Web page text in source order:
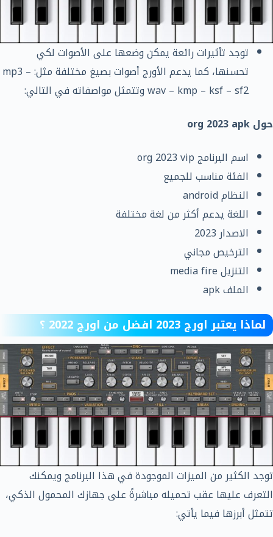
توجد تأثيرات رائعة يمكن وضعها على الأصوات لكي
تحسنها، كما يدعم الأورج أصوات بصيغ مختلفة مثل: mp3 –
wav – kmp – ksf – sf2 وتتمثل مواصفاته في التالي:
حول org 2023 apk
اسم البرنامج org 2023 vip
الفئة مناسب للجميع
النظام android
اللغة يدعم أكثر من لغة مختلفة
الاصدار 2023
الترخيص مجاني
التنزيل media fire
الملف apk
لماذا يعتبر اورج 2023 افضل من اورج 2022 ؟
توجد الكثير من الميزات الموجودة في هذا البرنامج ويمكنك
التعرف عليها عقب تحميله مباشرةً على جهازك المحمول الذكي،
تتمثل أبرزها فيما يأتي: